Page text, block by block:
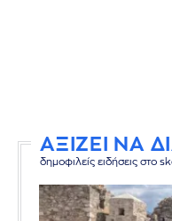
ΑΞΙΖΕΙ ΝΑ
δημοφιλείς ειδήσεις στο